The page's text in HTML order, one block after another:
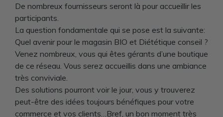
De nombreux fournisseurs seront là pour accueillir les
participants.
La question fondamentale qui se pose est la suivante:
Quel avenir pour le magasin BIO et Diététique conseil ?
Venez nombreux, vous qui êtes gérants d’une boutique
de ce réseau. Vous serez accueillis dans une ambiance
très conviviale.
Des solutions pourront voir le jour, vous y trouverez
peut-être des idées toujours bénéfiques pour votre
commerce et vos clients…Bref, un bon moment très